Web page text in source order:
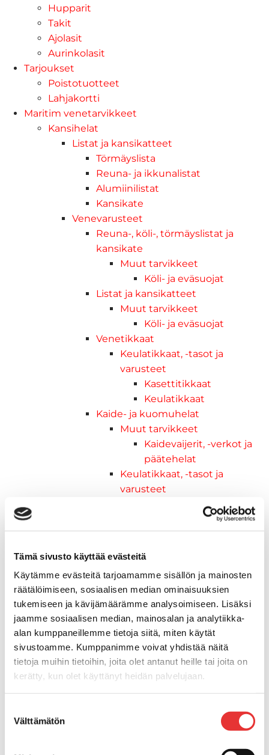
Tämä sivusto käyttää evästeitä
Käytämme evästeitä tarjoamamme sisällön ja mainosten
räätälöimiseen, sosiaalisen median ominaisuuksien
tukemiseen ja kävijämäärämme analysoimiseen. Lisäksi
jaamme sosiaalisen median, mainosalan ja analytiikka-
alan kumppaneillemme tietoja siitä, miten käytät
sivustoamme. Kumppanimme voivat yhdistää näitä
tietoja muihin tietoihin, joita olet antanut heille tai joita on
kerätty, kun olet käyttänyt heidän palvelujaan.
valinta
Välttämätön
Hupparit
Takit
Ajolasit
Aurinkolasit
Tarjoukset
Poistotuotteet
Lahjakortti
Maritim venetarvikkeet
Kansihelat
Listat ja kansikatteet
Törmäyslista
Reuna- ja ikkunalistat
Alumiinilistat
Kansikate
Venevarusteet
Reuna-, köli-, törmäyslistat ja
kansikate
Muut tarvikkeet
Köli- ja eväsuojat
Listat ja kansikatteet
Muut tarvikkeet
Köli- ja eväsuojat
Venetikkaat
Keulatikkaat, -tasot ja
varusteet
Kasettitikkaat
Keulatikkaat
Kaide- ja kuomuhelat
Muut tarvikkeet
Kaidevaijerit, -verkot ja
päätehelat
Keulatikkaat, -tasot ja
varusteet
Keulakaiteet ja
kaidepylväät
Kansiluukut, ikkunat ja verhot
Kansiluukut
Hyttysverkot
Verhot
Venetikkaat
Uimatikkaat
Kasettitikkaat
Keulatikkaat
Köysitikkaat